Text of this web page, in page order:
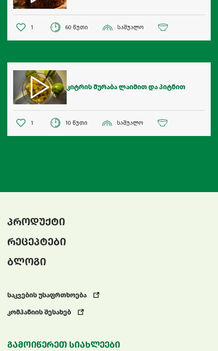
1 60 წუთი საშუალო
კიტრის მურაბა ლაიმით და პიტნით
1 10 წუთი საშუალო
პროდუქტი
რეცეპტები
ბლოგი
საკვების უსაფრთხოება
კომპანიის შესახებ
გამოიწერეთ სიახლეები